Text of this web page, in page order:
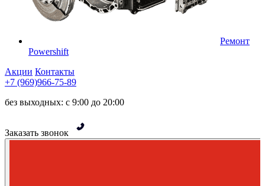
Ремонт
Powershift
Акции Контакты
+7 (969)966-75-89
без выходных: с 9:00 до 20:00
Заказать звонок